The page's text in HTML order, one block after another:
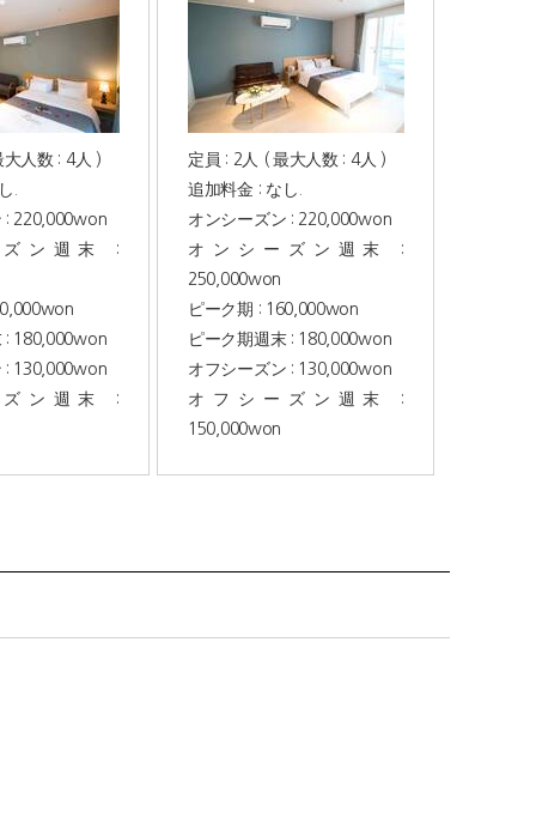
人数 : 4人 )
.
: 220,000won
ン週末 :
: 180,000won
: 130,000won
ン週末 :
定員 : 2人 ( 最大人数 : 4人 )
追加料金 : なし.
オンシーズン : 220,000won
オンシーズン週末 :
250,000won
ピーク期 : 160,000won
ピーク期週末 : 180,000won
オフシーズン : 130,000won
オフシーズン週末 :
150,000won